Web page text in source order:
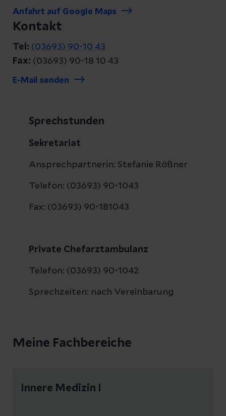
Anfahrt auf Google Maps
Kontakt
Tel: (03693) 90-10 43
Fax: (03693) 90-18 10 43
E-Mail senden
Sprechstunden
Sekretariat
Ansprechpartnerin: Stefanie Rößner
Telefon: (03693) 90-1043
Fax: (03693) 90-181043
Private Chefarztambulanz
Telefon: (03693) 90-1042
Sprechzeiten: nach Vereinbarung
Meine Fachbereiche
Innere Medizin I